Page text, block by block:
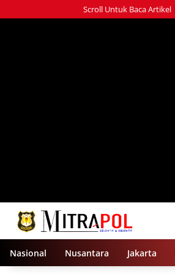
ke
Scroll Untuk Baca Artikel
Nasional Nusantara Jakarta